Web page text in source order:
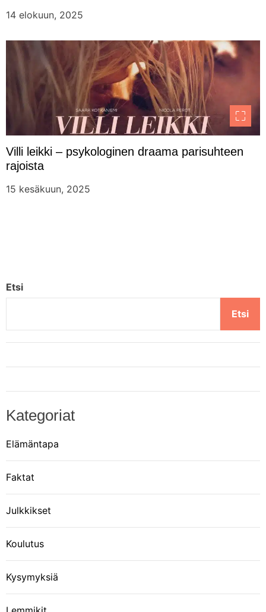
14 elokuun, 2025
Villi leikki – psykologinen draama parisuhteen
rajoista
15 kesäkuun, 2025
Etsi
Etsi
Kategoriat
Elämäntapa
Faktat
Julkkikset
Koulutus
Kysymyksiä